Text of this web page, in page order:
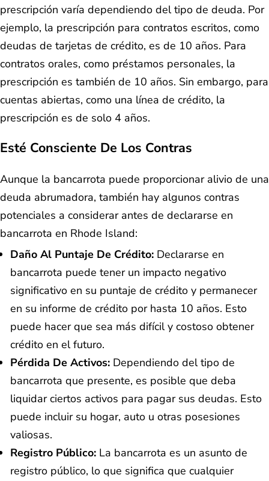
prescripción varía dependiendo del tipo de deuda. Por
ejemplo, la prescripción para contratos escritos, como
deudas de tarjetas de crédito, es de 10 años. Para
contratos orales, como préstamos personales, la
prescripción es también de 10 años. Sin embargo, para
cuentas abiertas, como una línea de crédito, la
prescripción es de solo 4 años.
Esté Consciente De Los Contras
Aunque la bancarrota puede proporcionar alivio de una
deuda abrumadora, también hay algunos contras
potenciales a considerar antes de declararse en
bancarrota en Rhode Island:
Daño Al Puntaje De Crédito: Declararse en
bancarrota puede tener un impacto negativo
significativo en su puntaje de crédito y permanecer
en su informe de crédito por hasta 10 años. Esto
puede hacer que sea más difícil y costoso obtener
crédito en el futuro.
Pérdida De Activos: Dependiendo del tipo de
bancarrota que presente, es posible que deba
liquidar ciertos activos para pagar sus deudas. Esto
puede incluir su hogar, auto u otras posesiones
valiosas.
Registro Público: La bancarrota es un asunto de
registro público, lo que significa que cualquier